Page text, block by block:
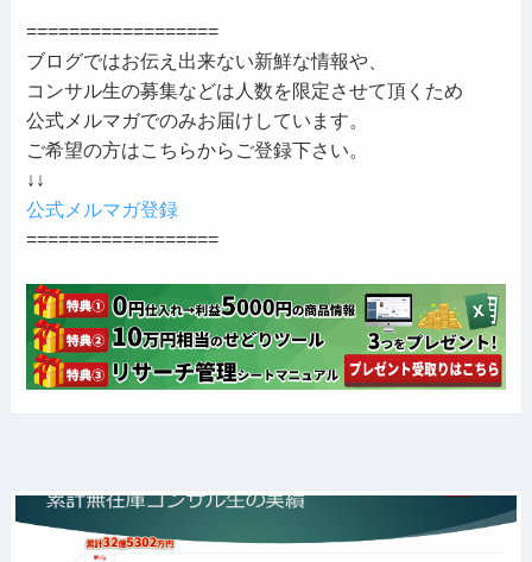
==================
ブログではお伝え出来ない新鮮な情報や、
コンサル生の募集などは人数を限定させて頂くため
公式メルマガでのみお届けしています。
ご希望の方はこちらからご登録下さい。
↓↓
公式メルマガ登録
==================